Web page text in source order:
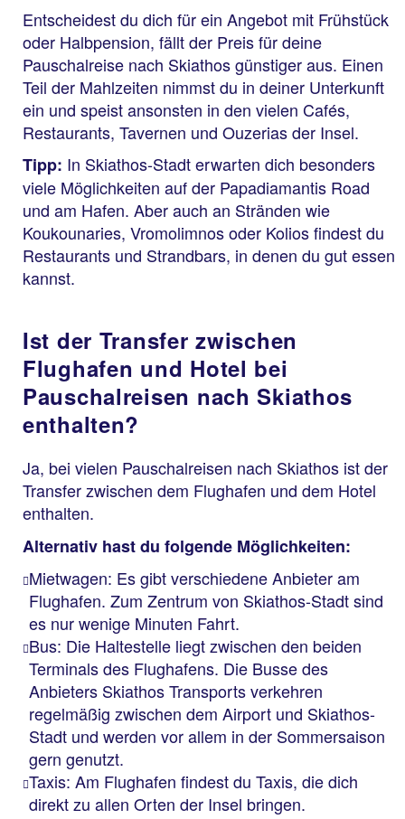
Entscheidest du dich für ein Angebot mit Frühstück
oder Halbpension, fällt der Preis für deine
Pauschalreise nach Skiathos günstiger aus. Einen
Teil der Mahlzeiten nimmst du in deiner Unterkunft
ein und speist ansonsten in den vielen Cafés,
Restaurants, Tavernen und Ouzerias der Insel.
Tipp: In Skiathos-Stadt erwarten dich besonders
viele Möglichkeiten auf der Papadiamantis Road
und am Hafen. Aber auch an Stränden wie
Koukounaries, Vromolimnos oder Kolios findest du
Restaurants und Strandbars, in denen du gut essen
kannst.
Ist der Transfer zwischen
Flughafen und Hotel bei
Pauschalreisen nach Skiathos
enthalten?
Ja, bei vielen Pauschalreisen nach Skiathos ist der
Transfer zwischen dem Flughafen und dem Hotel
enthalten.
Alternativ hast du folgende Möglichkeiten:
Mietwagen: Es gibt verschiedene Anbieter am
Flughafen. Zum Zentrum von Skiathos-Stadt sind
es nur wenige Minuten Fahrt.
Bus: Die Haltestelle liegt zwischen den beiden
Terminals des Flughafens. Die Busse des
Anbieters Skiathos Transports verkehren
regelmäßig zwischen dem Airport und Skiathos-
Stadt und werden vor allem in der Sommersaison
gern genutzt.
Taxis: Am Flughafen findest du Taxis, die dich
direkt zu allen Orten der Insel bringen.